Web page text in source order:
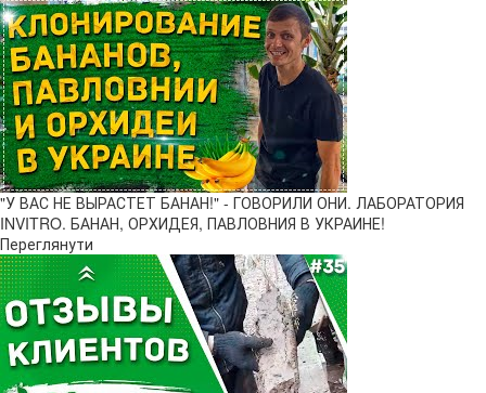
"У ВАС НЕ ВЫРАСТЕТ БАНАН!" - ГОВОРИЛИ ОНИ. ЛАБОРАТОРИЯ
INVITRO. БАНАН, ОРХИДЕЯ, ПАВЛОВНИЯ В УКРАИНЕ!
Переглянути